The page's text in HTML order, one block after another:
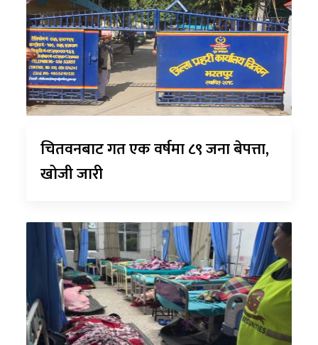
चितवनबाट गत एक वर्षमा ८९ जना बेपत्ता,
खोजी जारी